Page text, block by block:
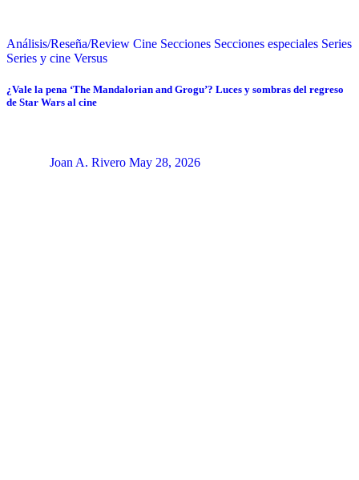
Análisis/Reseña/Review Cine Secciones Secciones especiales Series
Series y cine Versus
¿Vale la pena ‘The Mandalorian and Grogu’? Luces y sombras del regreso
de Star Wars al cine
Joan A. Rivero May 28, 2026